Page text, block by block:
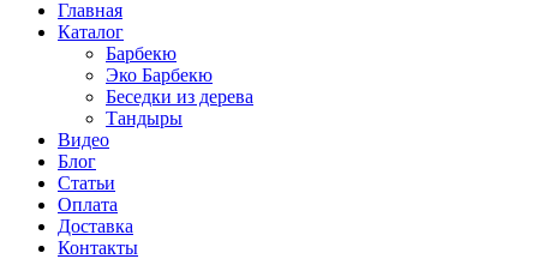
Главная
Каталог
Барбекю
Эко Барбекю
Беседки из дерева
Тандыры
Видео
Блог
Статьи
Оплата
Доставка
Контакты